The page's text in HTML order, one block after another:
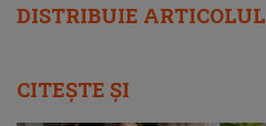
DISTRIBUIE ARTICOLUL
CITEȘTE ȘI